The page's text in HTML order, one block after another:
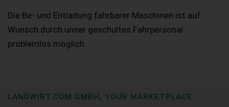
Die Be- und Entladung fahrbarer Maschinen ist auf
Wunsch durch unser geschultes Fahrpersonal
problemlos möglich.
LANDWIRT.COM GMBH, YOUR MARKETPLACE